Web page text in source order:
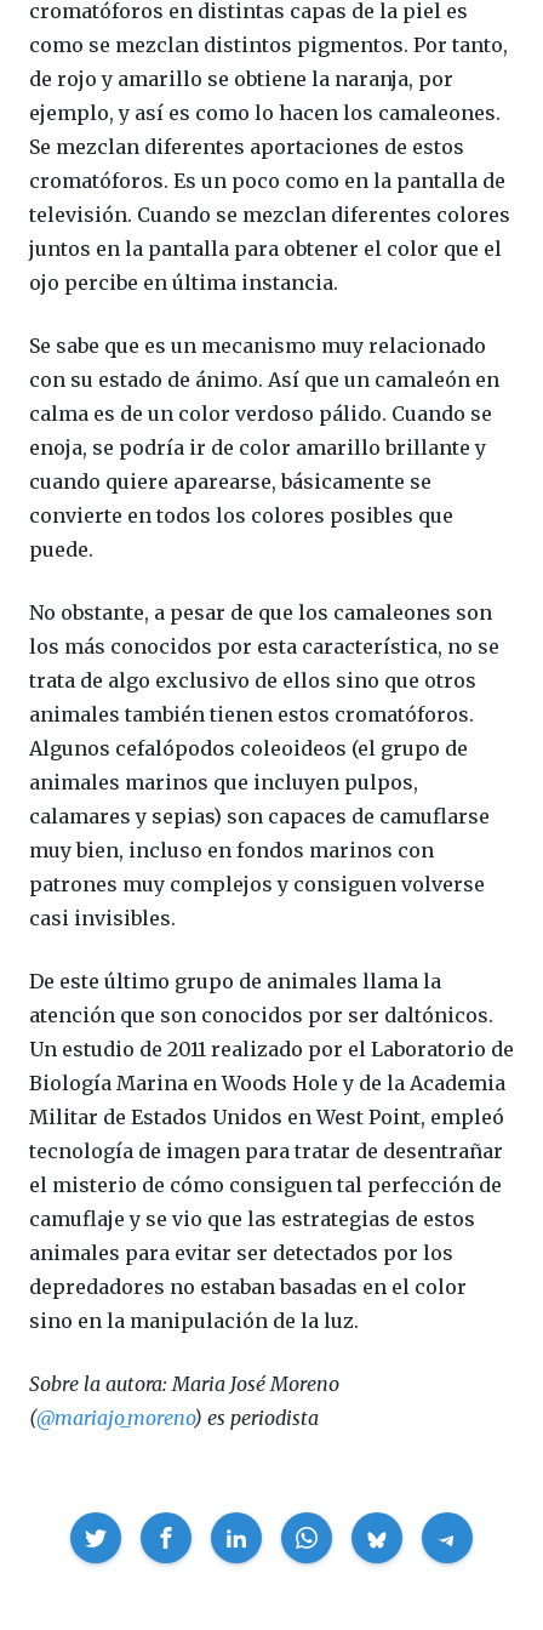
cromatóforos en distintas capas de la piel es
como se mezclan distintos pigmentos. Por tanto,
de rojo y amarillo se obtiene la naranja, por
ejemplo, y así es como lo hacen los camaleones.
Se mezclan diferentes aportaciones de estos
cromatóforos. Es un poco como en la pantalla de
televisión. Cuando se mezclan diferentes colores
juntos en la pantalla para obtener el color que el
ojo percibe en última instancia.
Se sabe que es un mecanismo muy relacionado
con su estado de ánimo. Así que un camaleón en
calma es de un color verdoso pálido. Cuando se
enoja, se podría ir de color amarillo brillante y
cuando quiere aparearse, básicamente se
convierte en todos los colores posibles que
puede.
No obstante, a pesar de que los camaleones son
los más conocidos por esta característica, no se
trata de algo exclusivo de ellos sino que otros
animales también tienen estos cromatóforos.
Algunos cefalópodos coleoideos (el grupo de
animales marinos que incluyen pulpos,
calamares y sepias) son capaces de camuflarse
muy bien, incluso en fondos marinos con
patrones muy complejos y consiguen volverse
casi invisibles.
De este último grupo de animales llama la
atención que son conocidos por ser daltónicos.
Un estudio de 2011 realizado por el Laboratorio de
Biología Marina en Woods Hole y de la Academia
Militar de Estados Unidos en West Point, empleó
tecnología de imagen para tratar de desentrañar
el misterio de cómo consiguen tal perfección de
camuflaje y se vio que las estrategias de estos
animales para evitar ser detectados por los
depredadores no estaban basadas en el color
sino en la manipulación de la luz.
Sobre la autora: Maria José Moreno
(@mariajo_moreno) es periodista
Compartir